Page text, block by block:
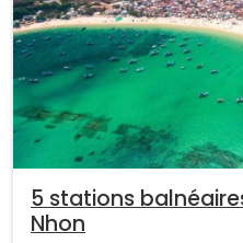
5 stations
Nhon